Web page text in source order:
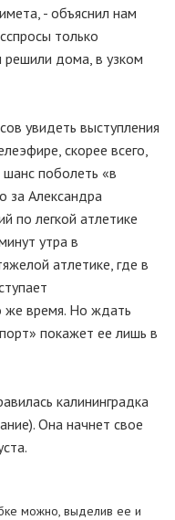
- объяснил нам
только
дома, в узком
увидеть выступления
скорее всего,
поболеть «в
за Александра
по легкой атлетике
утра в
атлетике, где в
же время. Но ждать
покажет ее лишь в
калининградка
Она начнет свое
можно, выделив ее и